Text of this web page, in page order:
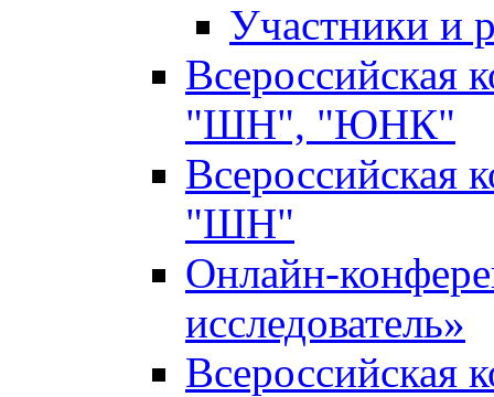
Участники и
"ШН", "ЮНК"
"ШН"
Онлайн-
исследователь»
Всероссийская